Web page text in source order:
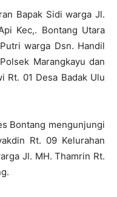
Bapak Sidi warga Jl.
Kec,. Bontang Utara
warga Dsn. Handil
Marangkayu dan
Rt. 01 Desa Badak Ulu
Bontang mengunjungi
Rt. 09 Kelurahan
Jl. MH. Thamrin Rt.